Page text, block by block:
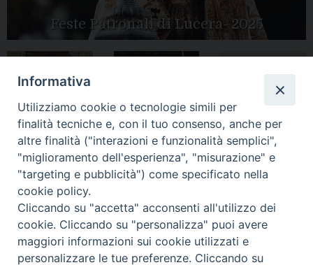
Feste Patronali di Lucera- 2025
Apertura Anno
Giubilare 2025
Mariae in Diocesi
Tutte le gallery
CONTATTI:
LUCERA: Piazza Duomo, 13 - 71036 Lucera (FG) − tel.
Vescovo: tel/fax 0881/522244 - e-mail:
vescovo@diocesiluceratroia.it
: Piazza Episcopio - 71029 Troia (FG) − tel. 0881/977051
Informativa
Utilizziamo cookie o tecnologie simili per
finalità tecniche e, con il tuo consenso, anche per
altre finalità ("interazioni e funzionalità semplici",
"miglioramento dell'esperienza", "misurazione" e
"targeting e pubblicità") come specificato nella
cookie policy.
Cliccando su "accetta" acconsenti all'utilizzo dei
cookie. Cliccando su "personalizza" puoi avere
maggiori informazioni sui cookie utilizzati e
personalizzare le tue preferenze. Cliccando su